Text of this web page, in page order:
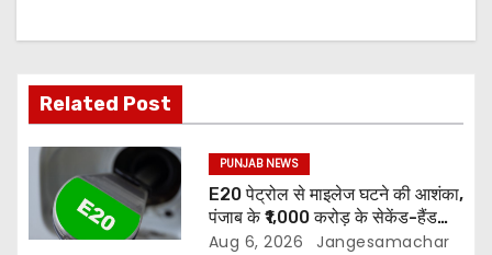
Related Post
PUNJAB NEWS
E20 पेट्रोल से माइलेज घटने की आशंका,
पंजाब के ₹1,000 करोड़ के सेकेंड-हैंड
वाहन बाजार पर असर
Aug 6, 2026 Jangesamachar